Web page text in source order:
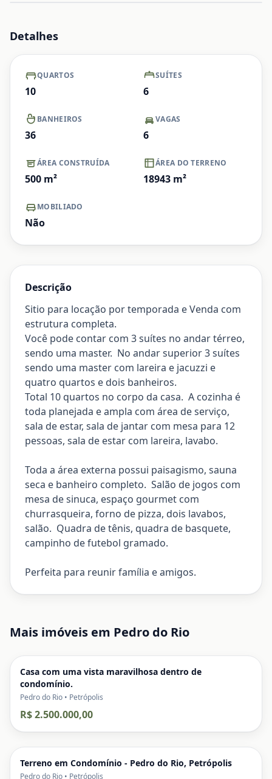
Detalhes
QUARTOS
10
SUÍTES
6
BANHEIROS
36
VAGAS
6
ÁREA CONSTRUÍDA
500 m²
ÁREA DO TERRENO
18943 m²
MOBILIADO
Não
Descrição
Sitio para locação por temporada e Venda com
estrutura completa.
Você pode contar com 3 suítes no andar térreo,
sendo uma master. No andar superior 3 suítes
sendo uma master com lareira e jacuzzi e
quatro quartos e dois banheiros.
Total 10 quartos no corpo da casa. A cozinha é
toda planejada e ampla com área de serviço,
sala de estar, sala de jantar com mesa para 12
pessoas, sala de estar com lareira, lavabo.
Toda a área externa possui paisagismo, sauna
seca e banheiro completo. Salão de jogos com
mesa de sinuca, espaço gourmet com
churrasqueira, forno de pizza, dois lavabos,
salão. Quadra de tênis, quadra de basquete,
campinho de futebol gramado.
Perfeita para reunir família e amigos.
Mais imóveis em Pedro do Rio
Casa com uma vista maravilhosa dentro de
condomínio.
Pedro do Rio • Petrópolis
R$ 2.500.000,00
Terreno em Condomínio - Pedro do Rio, Petrópolis
Pedro do Rio • Petrópolis